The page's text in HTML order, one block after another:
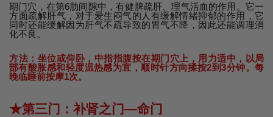
期门穴，在第6肋间隙中，有健脾疏肝、理气活血的作用。它一
方面疏解肝气，对于爱生闷气的人有缓解情绪抑郁的作用，它
同时还能缓解因为肝气不疏导致的胃气不降，因此还能调理消
化不良。
方法：坐位或仰卧，中指指腹按在期门穴上，用力适中，以局
部有酸胀感和轻度温热感为宜，顺时针方向揉按2到3分钟。每
晚临睡前按摩1次。
★第三门：补肾之门—命门